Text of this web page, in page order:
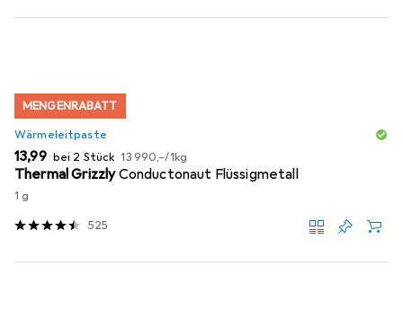
MENGENRABATT
Wärmeleitpaste
EUR
13,99 bei 2 Stück EUR
13 990,–/1kg
Thermal GrizzlyConductonaut Flüssigmetall
1 g
525